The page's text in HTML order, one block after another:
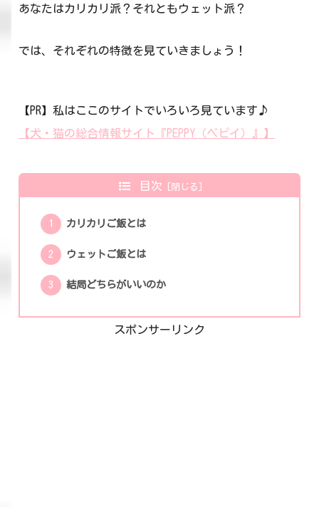
あなたはカリカリ派？それともウェット派？
では、それぞれの特徴を見ていきましょう！
【PR】私はここのサイトでいろいろ見ています♪
【犬・猫の総合情報サイト『PEPPY（ペピイ）』】
目次
カリカリご飯とは
ウェットご飯とは
結局どちらがいいのか
スポンサーリンク